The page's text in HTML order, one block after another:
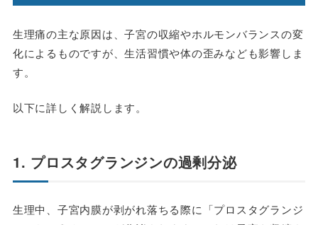
生理痛の主な原因は、子宮の収縮やホルモンバランスの変
化によるものですが、生活習慣や体の歪みなども影響しま
す。
以下に詳しく解説します。
1. プロスタグランジンの過剰分泌
生理中、子宮内膜が剥がれ落ちる際に「プロスタグランジ